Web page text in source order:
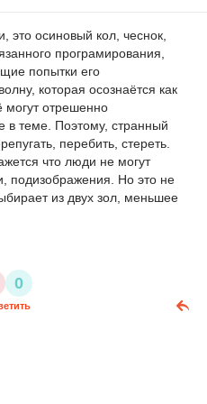
это осиновый кол, чеснок,
програмирования,
попытки его
которая осознаётся как
могут отрешенно
в теме. Поэтому, странный
перебить, стереть.
что люди не могут
подизображения. Но это не
из двух зол, меньшее
0